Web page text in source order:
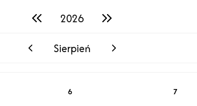
poprzedni rok2026 następny rok
poprzedni miesiącSierpień następny miesiąc
6 7